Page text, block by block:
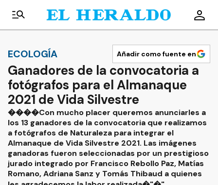
ECOLOGÍA Añadir como fuente en
Ganadores de la convocatoria a
fotógrafos para el Almanaque
2021 de Vida Silvestre
����Con mucho placer queremos anunciarles a
los 13 ganadores de la convocatoria que realizamos
a fotógrafos de Naturaleza para integrar el
Almanaque de Vida Silvestre 2021. Las imágenes
ganadoras fueron seleccionadas por un prestigioso
jurado integrado por Francisco Rebollo Paz, Matías
Romano, Adriana Sanz y Tomás Thibaud a quienes